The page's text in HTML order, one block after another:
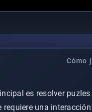
Cómo
es resolver
una